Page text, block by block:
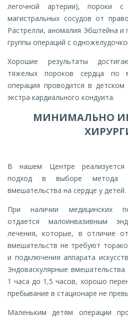
легочной артерии), пороки
магистральных сосудов от
Растрелли, аномалия Эбштейна
группы операций с
Хорошие результаты
тяжелых пороков сердца по
операция проводится в
экстра кардиального кондуита.
МИНИМАЛЬНО
В нашем Центре
подход в выборе метода
вмешательства на сердце у детей.
При наличии медицинских
отдается малоинвазивным
лечения, которые, в отличие
вмешательств не требуют
и подключения аппарата
Эндоваскулярные
1 часа до 1,5 часов, хорошо
пребывание в стационаре не
Маленьким детям операции